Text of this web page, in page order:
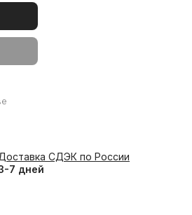
СДЭК по России
7 дней